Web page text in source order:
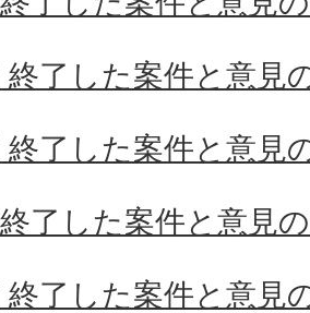
了した案件と意見
了した案件と意見
了した案件と意見
了した案件と意見